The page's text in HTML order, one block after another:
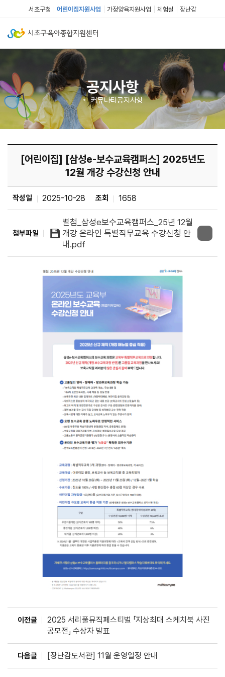
서초구청 어린이집지원사업 가정양육지원사업 체험실 장난감
공지사항
커뮤니티공지사항
[어린이집] [삼성e-보수교육캠퍼스] 2025년도
12월 개강 수강신청 안내
작성일 2025-10-28 조회 1658
첨부파일
별첨_삼성e보수교육캠퍼스_25년 12월
개강 온라인 특별직무교육 수강신청 안
내.pdf
이전글
2025 서리풀뮤직페스티벌 「지상최대 스케치북 사진
공모전」 수상자 발표
다음글 [장난감도서관] 11월 운영일정 안내